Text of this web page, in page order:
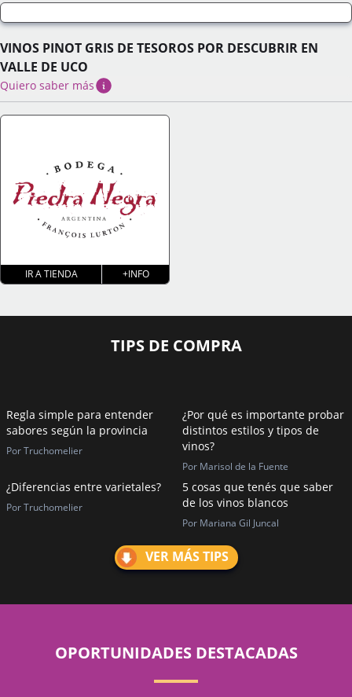
VINOS PINOT GRIS DE TESOROS POR DESCUBRIR EN
VALLE DE UCO
Quiero saber más
IR A TIENDA +INFO
TIPS DE COMPRA
Regla simple para entender
sabores según la provincia
Por Truchomelier
¿Por qué es importante probar
distintos estilos y tipos de
vinos?
Por Marisol de la Fuente
¿Diferencias entre varietales?
Por Truchomelier
5 cosas que tenés que saber
de los vinos blancos
Por Mariana Gil Juncal
VER MÁS TIPS
OPORTUNIDADES DESTACADAS